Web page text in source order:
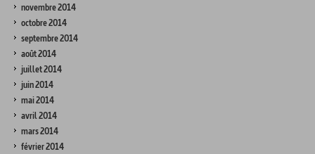
novembre 2014
octobre 2014
septembre 2014
août 2014
juillet 2014
juin 2014
mai 2014
avril 2014
mars 2014
février 2014